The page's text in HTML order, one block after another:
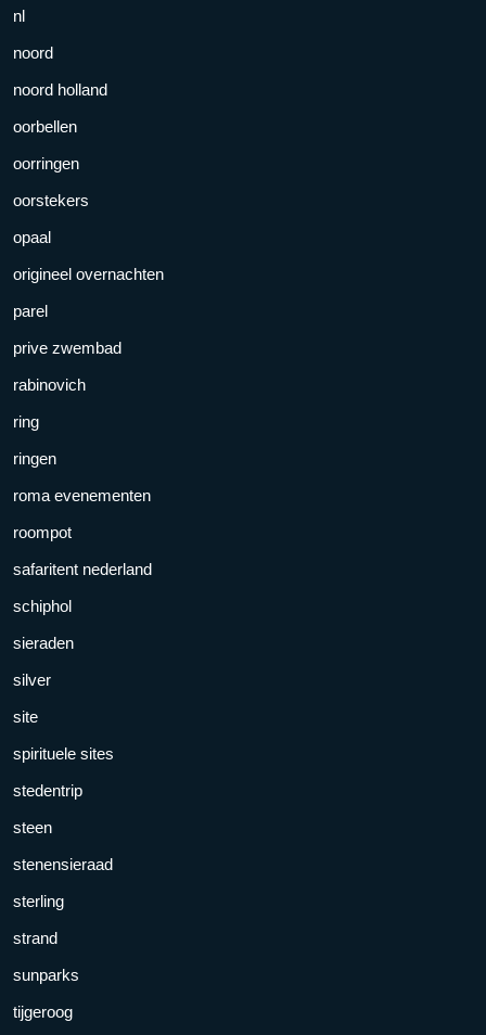
nl
noord
noord holland
oorbellen
oorringen
oorstekers
opaal
origineel overnachten
parel
prive zwembad
rabinovich
ring
ringen
roma evenementen
roompot
safaritent nederland
schiphol
sieraden
silver
site
spirituele sites
stedentrip
steen
stenensieraad
sterling
strand
sunparks
tijgeroog